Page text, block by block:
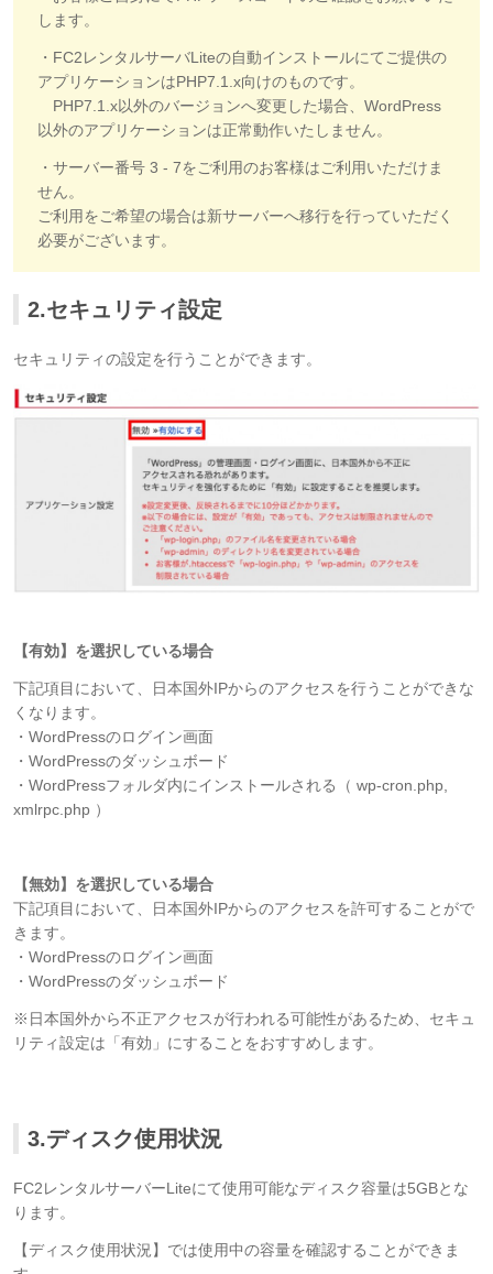
します。
・FC2レンタルサーバLiteの自動インストールにてご提供の
アプリケーションはPHP7.1.x向けのものです。
PHP7.1.x以外のバージョンへ変更した場合、WordPress
以外のアプリケーションは正常動作いたしません。
・サーバー番号 3 - 7をご利用のお客様はご利用いただけま
せん。
ご利用をご希望の場合は新サーバーへ移行を行っていただく
必要がございます。
2.セキュリティ設定
セキュリティの設定を行うことができます。
【有効】を選択している場合
下記項目において、日本国外IPからのアクセスを行うことができな
くなります。
・WordPressのログイン画面
・WordPressのダッシュボード
・WordPressフォルダ内にインストールされる（ wp-cron.php,
xmlrpc.php ）
【無効】を選択している場合
下記項目において、日本国外IPからのアクセスを許可することがで
きます。
・WordPressのログイン画面
・WordPressのダッシュボード
※日本国外から不正アクセスが行われる可能性があるため、セキュ
リティ設定は「有効」にすることをおすすめします。
3.ディスク使用状況
FC2レンタルサーバーLiteにて使用可能なディスク容量は5GBとな
ります。
【ディスク使用状況】では使用中の容量を確認することができま